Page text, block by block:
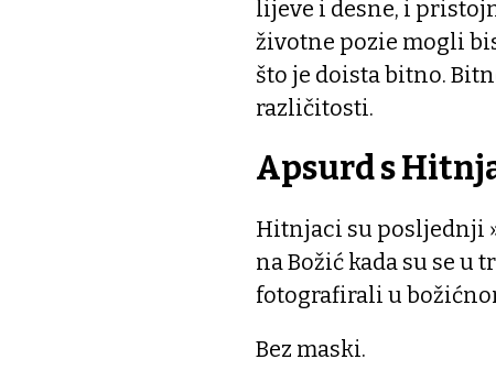
lijeve i desne, i
životne pozie mogli
što je doista bitno.
različitosti.
Apsurd s
Hitnjaci su posljednji
na Božić kada su se
fotografirali u
Bez maski.